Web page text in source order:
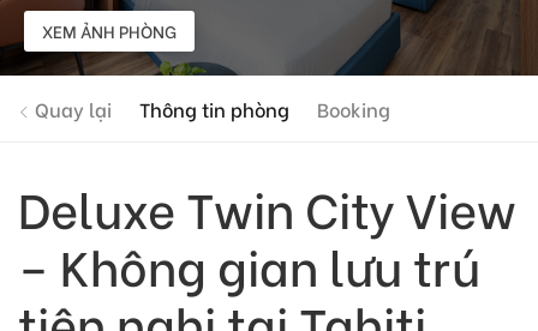
XEM ẢNH PHÒNG
Quay lại Thông tin phòng Booking
Deluxe Twin City View
– Không gian lưu trú